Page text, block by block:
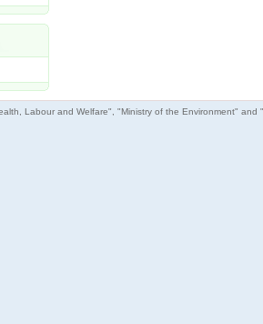
Labour and Welfare", "Ministry of the Environment"